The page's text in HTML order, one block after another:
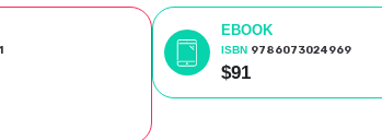
EBOOK
ISBN 9786073024969
$91